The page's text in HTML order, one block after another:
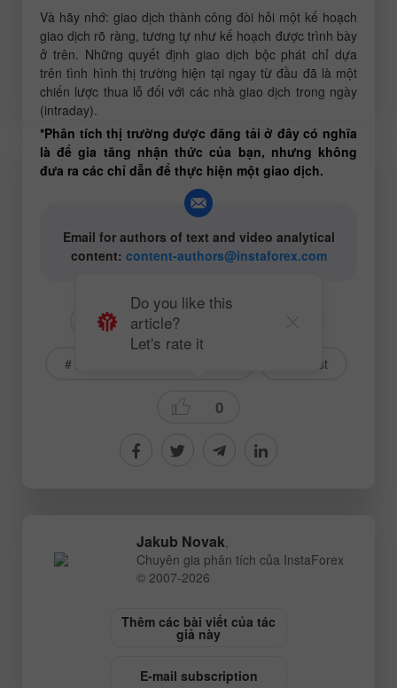
Và hãy nhớ: giao dịch thành công đòi hỏi một kế hoạch
giao dịch rõ ràng, tương tự như kế hoạch được trình bày
ở trên. Những quyết định giao dịch bộc phát chỉ dựa
trên tình hình thị trường hiện tại ngay từ đầu đã là một
chiến lược thua lỗ đối với các nhà giao dịch trong ngày
(intraday).
*Phân tích thị trường được đăng tải ở đây có nghĩa
là để gia tăng nhận thức của bạn, nhưng không
đưa ra các chỉ dẫn để thực hiện một giao dịch.
Email for authors of text and video analytical
content: content-authors@instaforex.com
# USD # JPY # USDJPY
# Dành cho người mới bắt đầu Forecast
0
Do you like this
article?
Let's rate it
Jakub Novak,
Chuyên gia phân tích của InstaForex
© 2007-2026
Thêm các bài viết của tác
giả này
E-mail subscription